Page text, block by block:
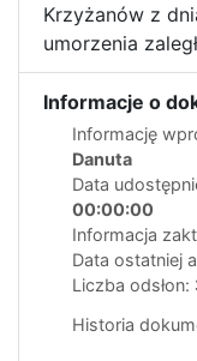
Krzyżanów z
umorzenia
Informacje o
Informację
Danuta
Data
00:00:00
Informacja
Data ostatniej
Liczba odsłon:
Historia